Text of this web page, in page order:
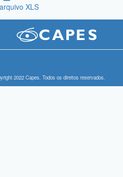
XLS
2022 Capes. Todos os direitos reservados.